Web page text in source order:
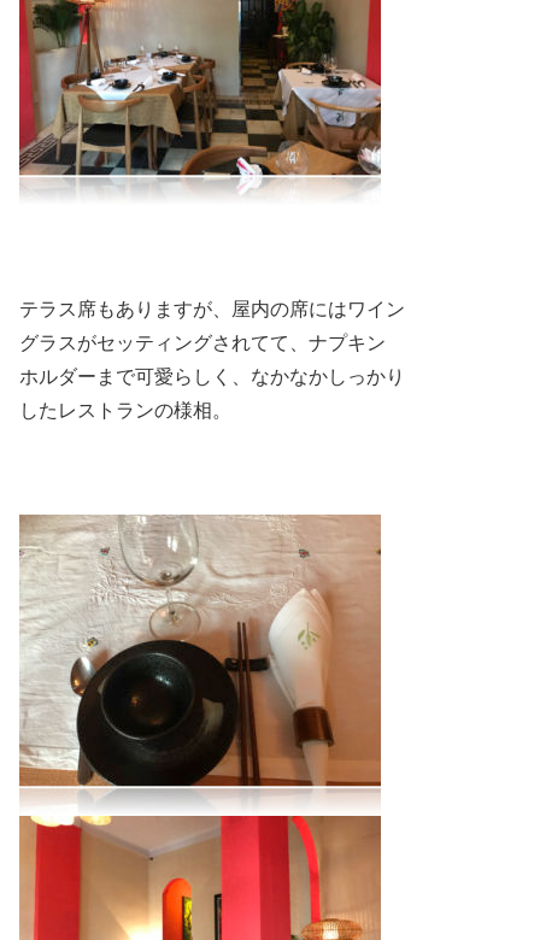
テラス席もありますが、屋内の席にはワイン
グラスがセッティングされてて、ナプキン
ホルダーまで可愛らしく、なかなかしっかり
したレストランの様相。